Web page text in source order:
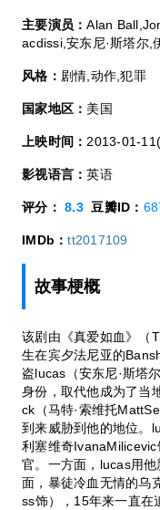
主要演员：Alan
acdissi,安东尼·斯塔尔,
风格： 剧情,动作,犯罪
国家地区： 美国
上映时间： 2013-01-
影视语言：英语
评分： 8.3 豆瓣ID：
IMDb：tt2017109
故事梗概
该剧由《真爱如血》（
生在宾夕法尼亚的
盗lucas（安东尼·斯塔
身份，取代他成为了当
ck（马特·索维托
到来威胁到他的地位。
利塞维奇
官。一方面，lucas用
面，暴徒冷血无情的乌
ss饰），15年来一直在